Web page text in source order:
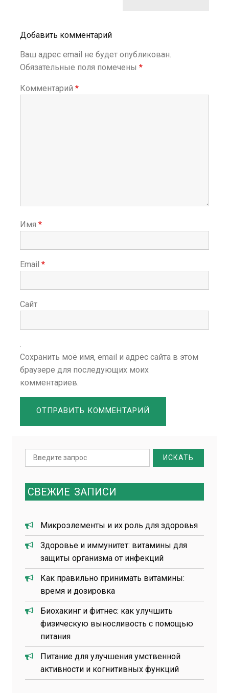
п
и
с
я
Добавить комментарий
Ваш адрес email не будет опубликован.
Обязательные поля помечены *
Комментарий *
Имя *
Email *
Сайт
Сохранить моё имя, email и адрес сайта в этом
браузере для последующих моих
комментариев.
Search
for:
СВЕЖИЕ ЗАПИСИ
Микроэлементы и их роль для здоровья
Здоровье и иммунитет: витамины для
защиты организма от инфекций
Как правильно принимать витамины:
время и дозировка
Биохакинг и фитнес: как улучшить
физическую выносливость с помощью
питания
Питание для улучшения умственной
активности и когнитивных функций